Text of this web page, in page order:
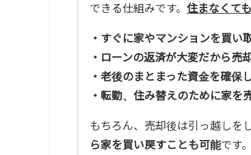
できる仕組みです。 住まなくて
・すぐに家やマンションを買い
・ローンの返済が大変だから売
・老後のまとまった資金を確保
・転勤、住み替えのために家を
もちろん、売却後は引っ越しを
ら家を買い戻すことも可能です。